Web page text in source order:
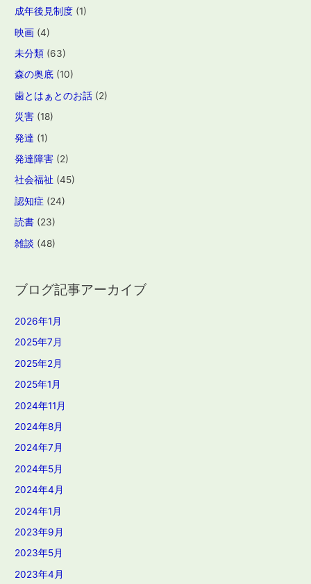
成年後見制度 (1)
映画 (4)
未分類 (63)
森の奥底 (10)
歯とはぁとのお話 (2)
災害 (18)
発達 (1)
発達障害 (2)
社会福祉 (45)
認知症 (24)
読書 (23)
雑談 (48)
ブログ記事アーカイブ
2026年1月
2025年7月
2025年2月
2025年1月
2024年11月
2024年8月
2024年7月
2024年5月
2024年4月
2024年1月
2023年9月
2023年5月
2023年4月